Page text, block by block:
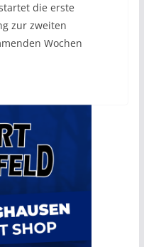
die erste
zur zweiten
Wochen